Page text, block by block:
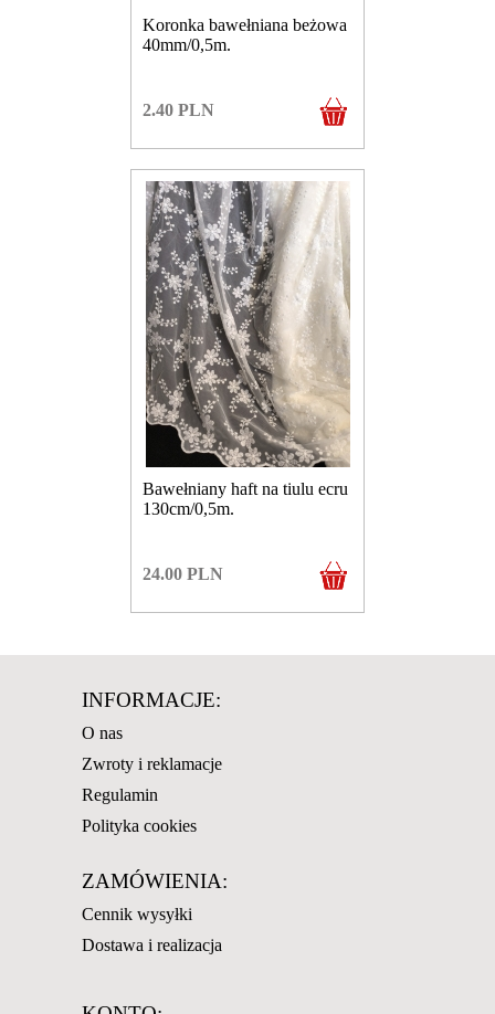
Koronka bawełniana beżowa
40mm/0,5m.
2.40 PLN
Bawełniany haft na tiulu ecru
130cm/0,5m.
24.00 PLN
INFORMACJE:
O nas
Zwroty i reklamacje
Regulamin
Polityka cookies
ZAMÓWIENIA:
Cennik wysyłki
Dostawa i realizacja